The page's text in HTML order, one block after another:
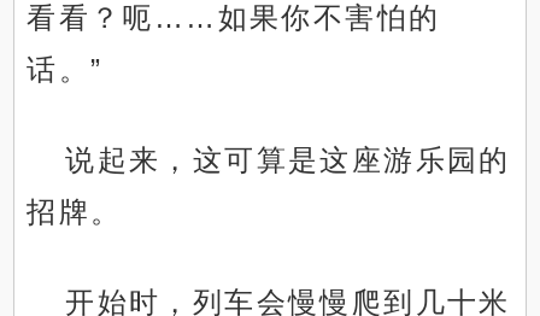
看看？呃……如果你不害怕的
话。”
说起来，这可算是这座游乐园的
招牌。
开始时，列车会慢慢爬到几十米